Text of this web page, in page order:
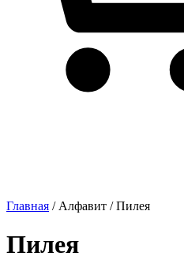
Главная / Алфавит / Пилея
Пилея